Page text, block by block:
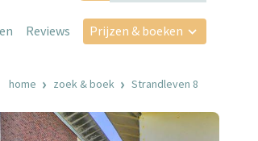
Reviews Prijzen & boeken
home zoek & boek Strandleven 8